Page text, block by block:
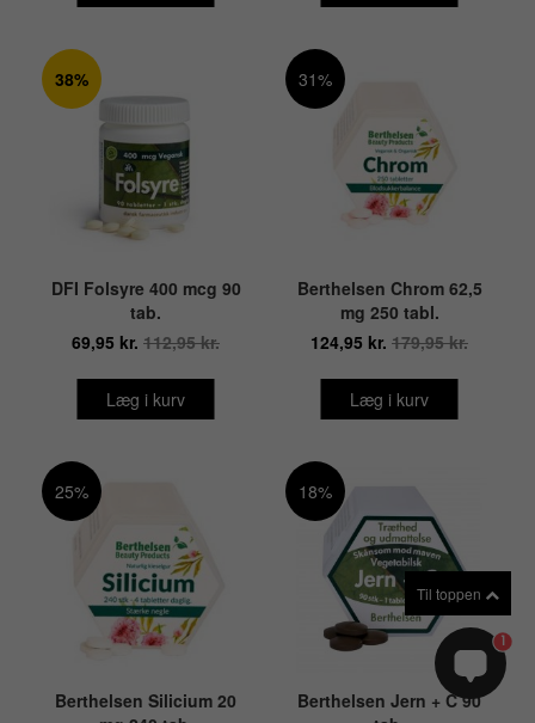
38%
DFI Folsyre 400 mcg 90
tab.
69,95 kr. 112,95 kr.
Læg i kurv
31%
Berthelsen Chrom 62,5
mg 250 tabl.
124,95 kr. 179,95 kr.
Læg i kurv
25%
Berthelsen Silicium 20
18%
Berthelsen Jern + C 90
Til toppen
1